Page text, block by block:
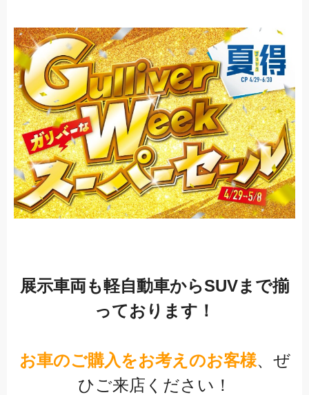
展示車両も軽自動車からSUVまで揃
っております！
お車のご購入をお考えのお客様、ぜ
ひご来店ください！